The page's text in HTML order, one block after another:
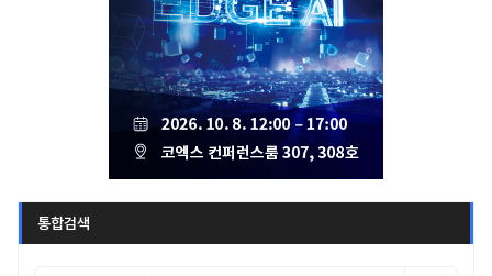
통합검색